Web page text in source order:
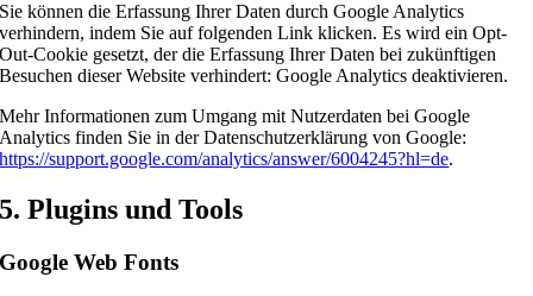
Sie können die Erfassung Ihrer Daten durch Google Analytics
verhindern, indem Sie auf folgenden Link klicken. Es wird ein Opt-
Out-Cookie gesetzt, der die Erfassung Ihrer Daten bei zukünftigen
Besuchen dieser Website verhindert:Google Analytics deaktivieren.
Mehr Informationen zum Umgang mit Nutzerdaten bei Google
Analytics finden Sie in der Datenschutzerklärung von Google:
https://support.google.com/analytics/answer/6004245?hl=de.
5. Plugins und Tools
Google Web Fonts